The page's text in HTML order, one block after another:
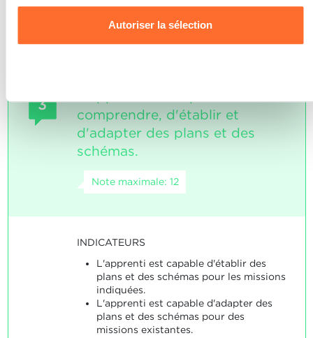
données personnelles, vous pouvez consulter notre
Charte d’usage des cookieset notrePolitique de
Autoriser la sélection
3
comprendre, d'établir et
d'adapter des plans et des
schémas.
Note maximale: 12
INDICATEURS
L'apprenti est capable d'établir des
plans et des schémas pour les missions
indiquées.
L'apprenti est capable d'adapter des
plans et des schémas pour des
missions existantes.